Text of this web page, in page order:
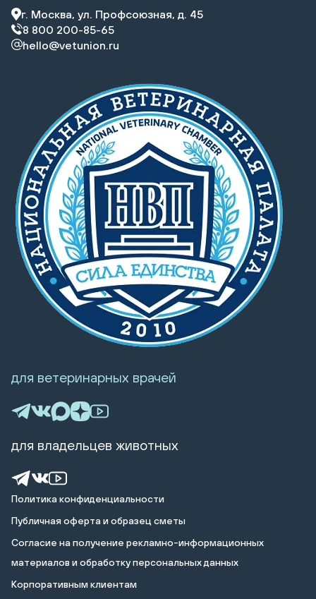
г. Москва, ул. Профсоюзная, д. 45
8 800 200-85-65
hello@vetunion.ru
Политика конфиденциальности
Публичная оферта и образец сметы
Cогласие на получение рекламно-информационных
материалов и обработку персональных данных
Корпоративным клиентам
для ветеринарных врачей
для владельцев животных